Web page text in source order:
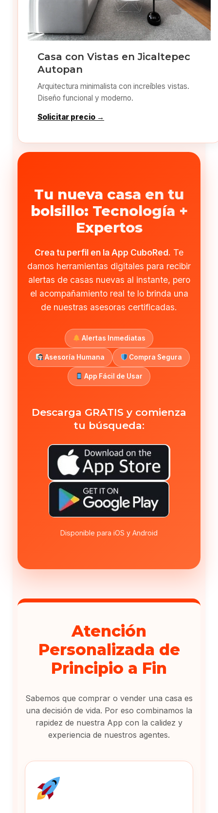
Casa con Vistas en Jicaltepec
Autopan
Arquitectura minimalista con increíbles vistas.
Diseño funcional y moderno.
Solicitar precio →
Tu nueva casa en tu
bolsillo: Tecnología +
Expertos
Crea tu perfil en la App CuboRed. Te
damos herramientas digitales para recibir
alertas de casas nuevas al instante, pero
el acompañamiento real te lo brinda una
de nuestras asesoras certificadas.
Alertas Inmediatas
Asesoría Humana Compra Segura
App Fácil de Usar
Descarga GRATIS y comienza
tu búsqueda:
Disponible para iOS y Android
Atención
Personalizada de
Principio a Fin
Sabemos que comprar o vender una casa es
una decisión de vida. Por eso combinamos la
rapidez de nuestra App con la calidez y
experiencia de nuestros agentes.